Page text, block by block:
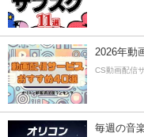
2026年動
CS動画配信
毎週の音